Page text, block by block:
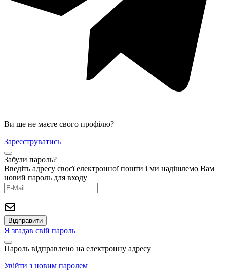
Ви ще не маєте свого профілю?
Зареєструватись
Забули пароль?
Введіть адресу своєї електронної пошти і ми надішлемо Вам
новий пароль для входу
Я згадав свій пароль
Пароль відправлено на електронну адресу
Увійти з новим паролем